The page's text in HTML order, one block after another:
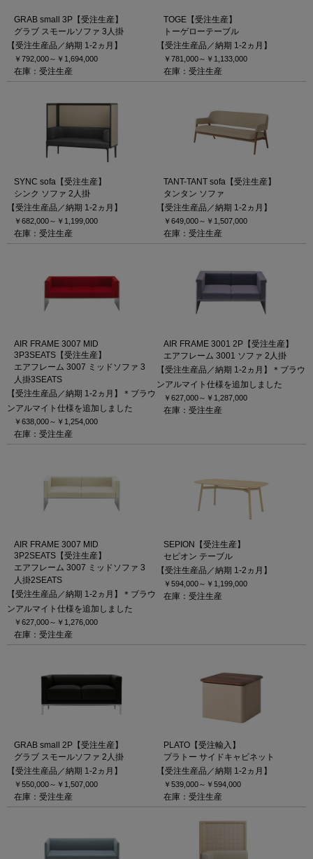
GRAB small 3P【受注生産】
グラブ スモールソファ 3人掛
【受注生産品／納期 1-2ヵ月】
￥792,000～ ￥1,694,000
在庫：受注生産
TOGE【受注生産】
トーゲローテーブル
【受注生産品／納期 1-2ヵ月】
￥781,000～ ￥1,133,000
在庫：受注生産
SYNC sofa【受注生産】
シンク ソファ 2人掛
【受注生産品／納期 1-2ヵ月】
￥682,000～ ￥1,199,000
在庫：受注生産
TANT-TANT sofa【受注生産】
タンタン ソファ
【受注生産品／納期 1-2ヵ月】
￥649,000～ ￥1,507,000
在庫：受注生産
AIR FRAME 3007 MID
3P3SEATS【受注生産】
エアフレーム 3007 ミッドソファ 3
人掛3SEATS
【受注生産品／納期 1-2ヵ月】＊ブラウ
ンアルマイト仕様を追加しました
￥638,000～ ￥1,254,000
在庫：受注生産
AIR FRAME 3001 2P【受注生産】
エアフレーム 3001 ソファ 2人掛
【受注生産品／納期 1-2ヵ月】＊ブラウ
ンアルマイト仕様を追加しました
￥627,000～ ￥1,287,000
在庫：受注生産
AIR FRAME 3007 MID
3P2SEATS【受注生産】
エアフレーム 3007 ミッドソファ 3
人掛2SEATS
【受注生産品／納期 1-2ヵ月】＊ブラウ
ンアルマイト仕様を追加しました
￥627,000～ ￥1,276,000
在庫：受注生産
SEPION【受注生産】
セピオン テーブル
【受注生産品／納期 1-2ヵ月】
￥594,000～ ￥1,199,000
在庫：受注生産
GRAB small 2P【受注生産】
グラブ スモールソファ 2人掛
【受注生産品／納期 1-2ヵ月】
￥550,000～ ￥1,507,000
在庫：受注生産
PLATO【受注輸入】
プラトー サイドキャビネット
【受注生産品／納期 1-2ヵ月】
￥539,000～ ￥594,000
在庫：受注生産